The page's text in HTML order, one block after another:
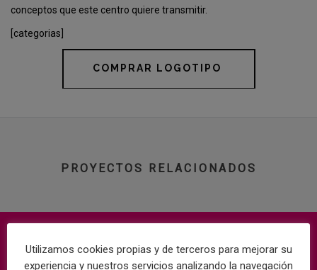
conceptos que este centro quiere transmitir.
[categorias]
COMPRAR LOGOTIPO
PROYECTOS RELACIONADOS
Utilizamos cookies propias y de terceros para mejorar su
experiencia y nuestros servicios analizando la navegación